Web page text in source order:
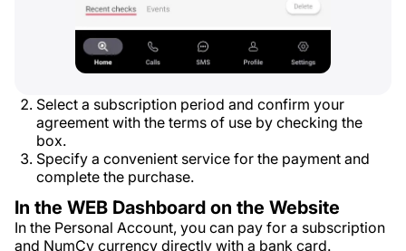
Select a subscription period and confirm your
agreement with the terms of use by checking the
box.
Specify a convenient service for the payment and
complete the purchase.
In the WEB Dashboard on the Website
In the Personal Account, you can pay for a subscription
and NumCy currency directly with a bank card.